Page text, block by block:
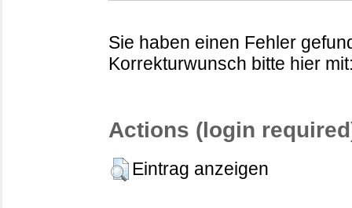
Sie haben einen Fehler
Korrekturwunsch bitte hier
Actions (login
Eintrag anzeigen